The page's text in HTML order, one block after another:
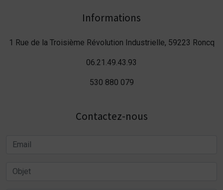
Informations
1 Rue de la Troisième Révolution Industrielle, 59223 Roncq
06.21.49.43.93
530 880 079
Contactez-nous